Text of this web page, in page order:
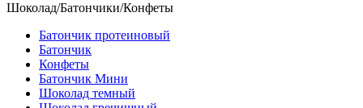
Шоколад/Батончики/Конфеты
Батончик протеиновый
Батончик
Конфеты
Батончик Мини
Шоколад темный